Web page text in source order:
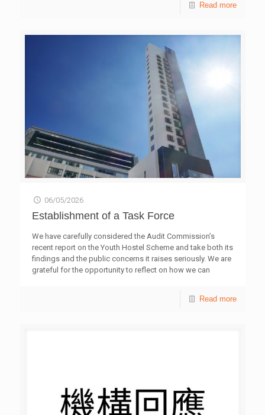
Read more
06/05/2026
Establishment of a Task Force
We have carefully considered the Audit Commission’s
recent report on the Youth Hostel Scheme and take both its
findings and the public concerns it raises seriously. We are
grateful for the opportunity to reflect on how we can
Youth Affairs Bureau (HYAB) yesterday (5 May) to discuss
Read more